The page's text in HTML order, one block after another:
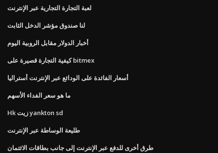
لعبة التجارة التجارية عبر الإنترنت
لنا صندوق مؤشر الدخل الثابت
أخبار الدولار مقابل الروبية اليوم
كيفية التجارة قصيرة على bitmex
أسعار الفائدة على الودائع عبر الإنترنت أستراليا
ما هو سعر الفداء الأسهم
Hk زيت yankton sd
طليعة الوساطة عبر الإنترنت
طرق أخرى للدفع عبر الإنترنت إلى جانب بطاقات الائتمان